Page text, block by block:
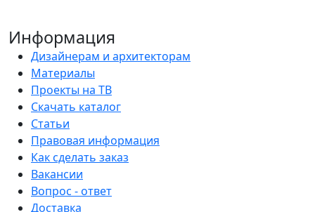
Информация
Дизайнерам и архитекторам
Материалы
Проекты на ТВ
Скачать каталог
Статьи
Правовая информация
Как сделать заказ
Вакансии
Вопрос - ответ
Доставка